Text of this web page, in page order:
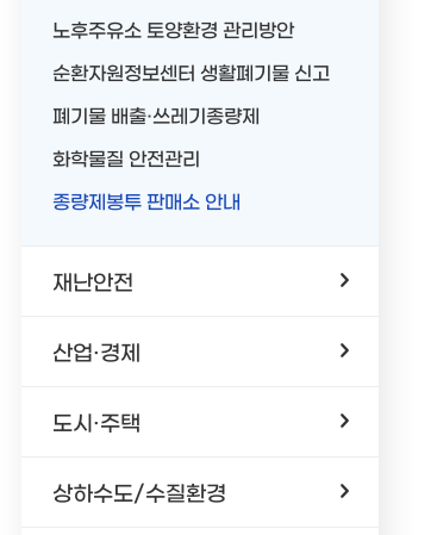
노후주유소 토양환경 관리방안
순환자원정보센터 생활폐기물 신고
폐기물 배출·쓰레기종량제
화학물질 안전관리
종량제봉투 판매소 안내
재난안전
산업·경제
도시·주택
상하수도/수질환경